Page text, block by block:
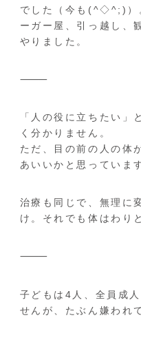
でした（今も(^◇^;)）
ーガー屋、引っ越し、
やりました。
⸻
「人の役に立ちたい」
く分かりません。
ただ、目の前の人の体
あいいかと思っていま
治療も同じで、無理に
け。それでも体はわり
⸻
子どもは4人、全員成
せんが、たぶん嫌われ